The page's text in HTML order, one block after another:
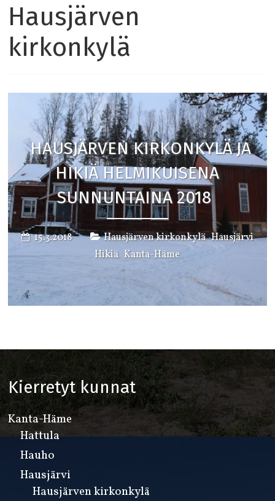
Hausjärven
kirkonkylä
HAUSJÄRVEN KIRKONKYLÄ JA
HIKIÄ HELMIKUISENA
SUNNUNTAINA 2018
15.3.2018 Hausjärven kirkonkylä,Hausjärvi,
Hikiä, Kanta-Häme
Kierretyt kunnat
Kanta-Häme
Hattula
Hauho
Hausjärvi
Hausjärven kirkonkylä